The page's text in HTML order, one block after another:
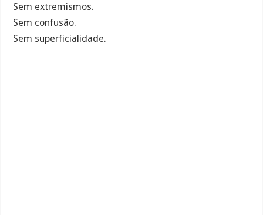
Sem extremismos.
Sem confusão.
Sem superficialidade.